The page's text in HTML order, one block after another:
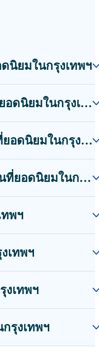
นิยมในกรุงเทพฯ
บ้านให้เช่าใกล้สถานที่ยอดนิยมในกรุงเทพฯ
ขายคอนโดใกล้สถานที่ยอดนิยมในกรุงเทพฯ
คอนโดให้เช่าใกล้สถานที่ยอดนิยมในกรุงเทพฯ
ทพฯ
เทพฯ
งเทพฯ
รุงเทพฯ